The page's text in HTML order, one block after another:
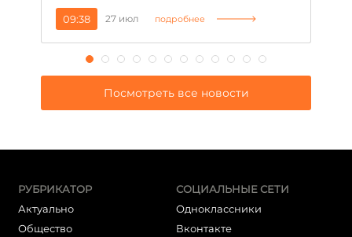
09:38 27 июл подробнее
Посмотреть все новости
РУБРИКАТОР
Актуально
Общество
СОЦИАЛЬНЫЕ СЕТИ
Одноклассники
Вконтакте